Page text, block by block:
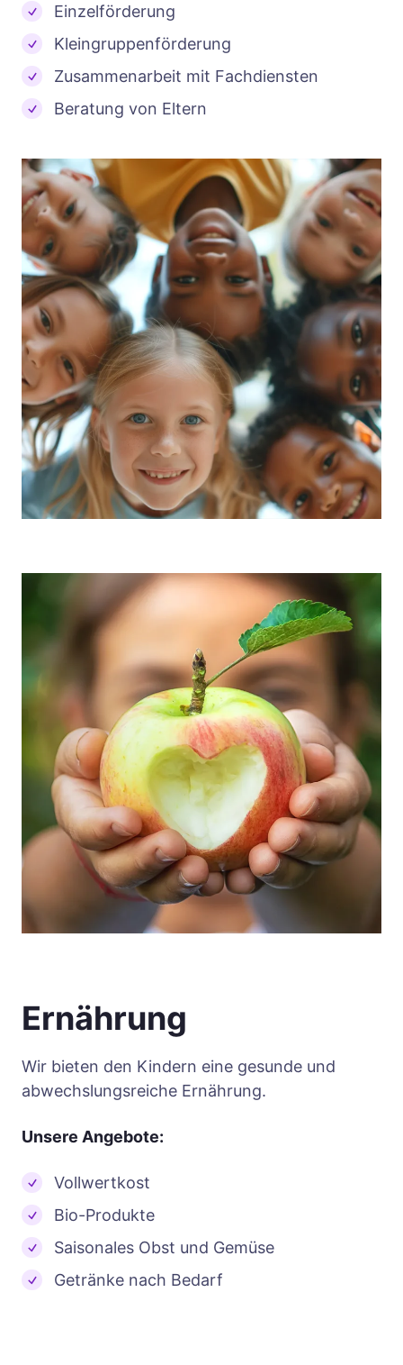
Einzelförderung
Kleingruppenförderung
Zusammenarbeit mit Fachdiensten
Beratung von Eltern
Ernährung
Wir bieten den Kindern eine gesunde und
abwechslungsreiche Ernährung.
Unsere Angebote:
Vollwertkost
Bio-Produkte
Saisonales Obst und Gemüse
Getränke nach Bedarf